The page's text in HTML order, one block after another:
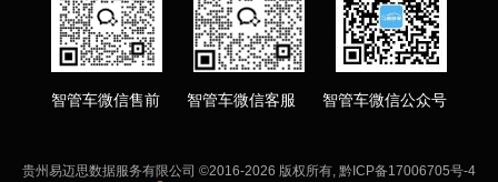
智管车微信售前 智管车微信客服 智管车微信公众号
贵州易迈思数据服务有限公司 ©2016-2026 版权所有, 黔ICP备17006705号-4